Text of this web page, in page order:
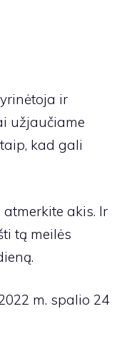
ir
užjaučiame
kad gali
akis. Ir
tą meilės
m. spalio 24